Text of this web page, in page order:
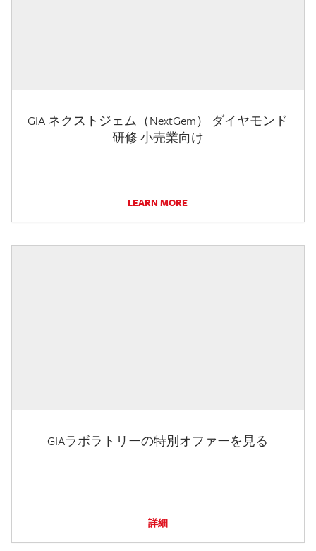
GIA ネクストジェム（NextGem） ダイヤモンド
研修 小売業向け
LEARN MORE
GIAラボラトリーの特別オファーを見る
詳細